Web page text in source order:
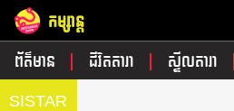
កម្សាន្ត
ព័ត៌មាន ជីវិតតារា ស្ទីលតារា
SISTAR